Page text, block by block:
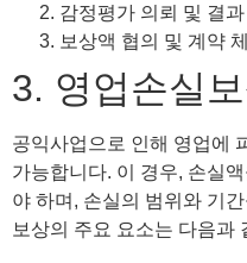
감정평가 의뢰 및 결과
보상액 협의 및 계약
3. 영업손실
공익사업으로 인해 영업에
가능합니다. 이 경우, 손실
야 하며, 손실의 범위와 기
보상의 주요 요소는 다음과